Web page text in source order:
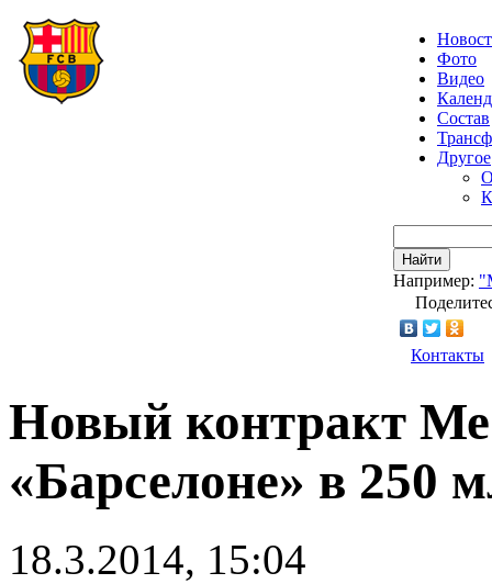
Фото
Видео
Состав
Другое
Найти
Например:
Контакты
Новый контракт
«Барселоне» в 250
18.3.2014, 15:04